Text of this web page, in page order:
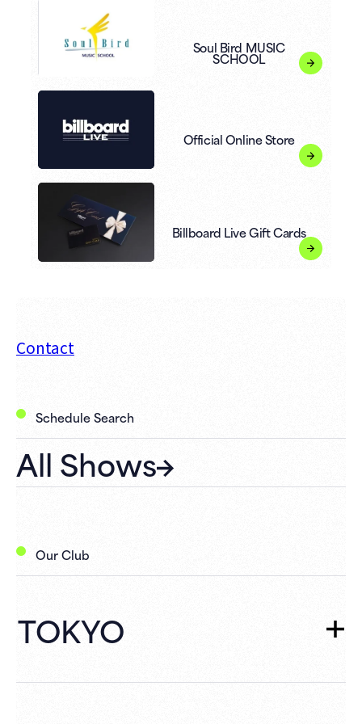
Soul Bird MUSIC
SCHOOL
Official Online Store
Billboard Live Gift Cards
Contact
Schedule Search
All Shows
Our Club
TOKYO
TOKYOTOP